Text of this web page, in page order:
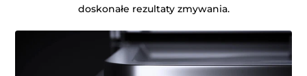
doskonałe rezultaty zmywania.